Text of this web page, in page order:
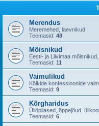
Merendus
Meremehed, laevnikud
Teemasid: 48
Mõisnikud
Eesti- ja Liivimaa
Teemasid: 11
Vaimulikud
Kõikide konfessioonide
Teemasid: 9
Kõrgharidus
Üliõpilased, õppejõud,
Teemasid: 6